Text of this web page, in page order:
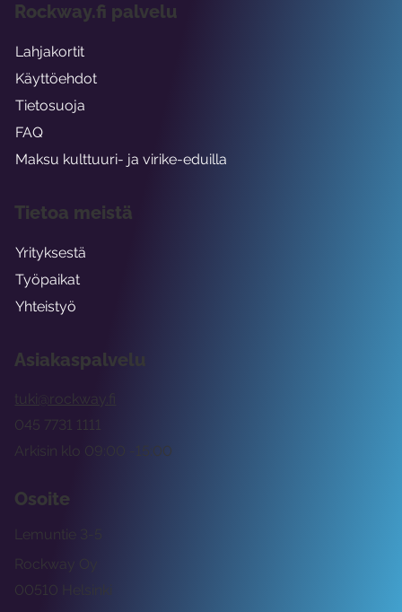
Asiakaspalvelu
tuki@rockway.fi
Arkisin klo 09:00 -15:00
045 7731 1111
Osoite
Rockway Oy
Lemuntie 3-5
00510 Helsinki
Rockway.fi palvelu
Lahjakortit
Käyttöehdot
Tietosuoja
FAQ
Maksu kulttuuri- ja virike-eduilla
Tietoa meistä
Yrityksestä
Työpaikat
Yhteistyö